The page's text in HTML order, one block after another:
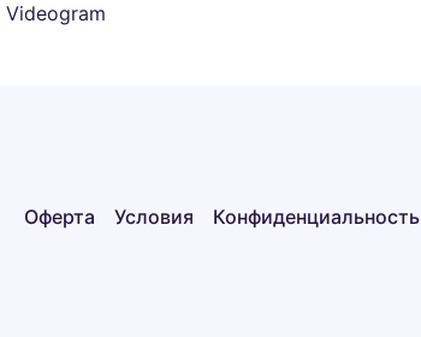
Videogram
Оферта Условия Конфиденциальность